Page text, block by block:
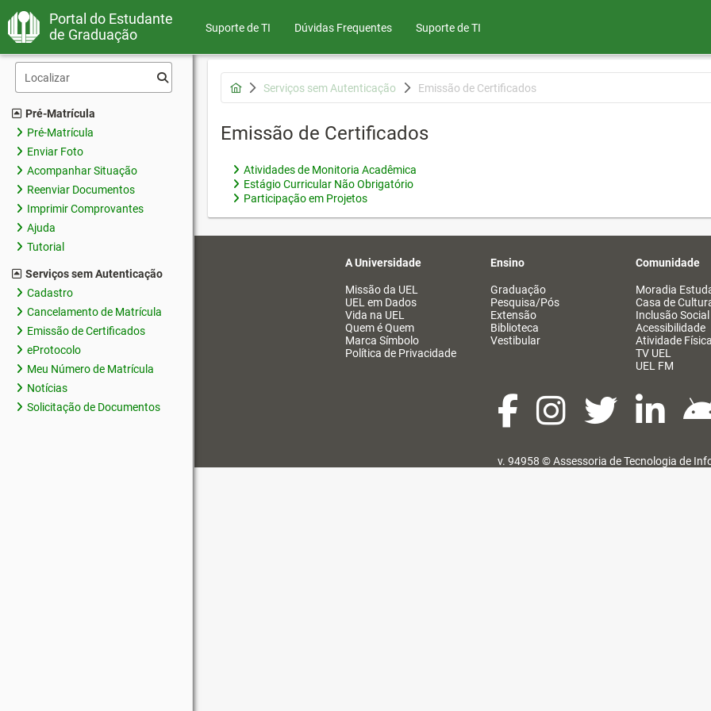
Portal do Estudante
de Graduação
Suporte de TI Dúvidas Frequentes Suporte de TI
Pré-Matrícula
Pré-Matrícula
Enviar Foto
Acompanhar Situação
Reenviar Documentos
Imprimir Comprovantes
Ajuda
Tutorial
Serviços sem Autenticação
Cadastro
Cancelamento de Matrícula
Emissão de Certificados
eProtocolo
Meu Número de Matrícula
Notícias
Solicitação de Documentos
Serviços sem Autenticação Emissão de Certificados
Emissão de Certificados
Atividades de Monitoria Acadêmica
Estágio Curricular Não Obrigatório
Participação em Projetos
A Universidade
Missão da UEL
UEL em Dados
Vida na UEL
Quem é Quem
Marca Símbolo
Política de Privacidade
Ensino
Graduação
Pesquisa/Pós
Extensão
Biblioteca
Vestibular
Comunidade
Moradia
Casa de
Inclusão Social
Acessibilidade
Atividade Física
TV UEL
UEL FM
v. 94958 ©Assessoria de Tecnologia de